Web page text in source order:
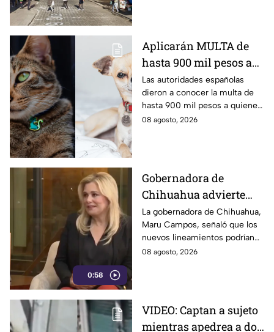
Aplicarán MULTA de
hasta 900 mil pesos a
quienes NO
REGISTREN a su
mascota
Las autoridades españolas
dieron a conocer la multa de
hasta 900 mil pesos a quienes
no registren a su mascota
08 agosto, 2026
0:58
Gobernadora de
Chihuahua advierte
riesgos para la libertad
de expresión por
nuevos lineamientos
del gobierno federal
La gobernadora de Chihuahua,
Maru Campos, señaló que los
nuevos lineamientos podrían
representar un riesgo para la
08 agosto, 2026
VIDEO: Captan a sujeto
mientras apedrea a dos